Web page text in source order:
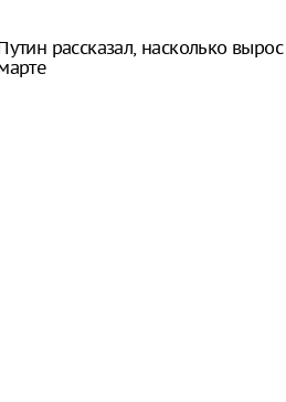
рассказал, насколько